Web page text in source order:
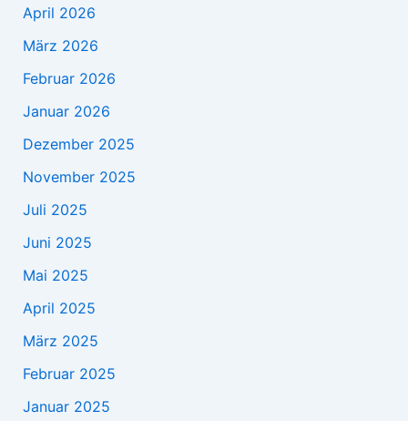
April 2026
März 2026
Februar 2026
Januar 2026
Dezember 2025
November 2025
Juli 2025
Juni 2025
Mai 2025
April 2025
März 2025
Februar 2025
Januar 2025